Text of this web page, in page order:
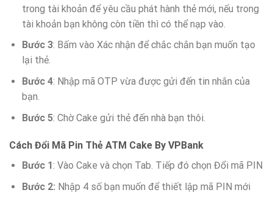
trong tài khoản để yêu cầu phát hành thẻ mới, nếu trong
tài khoản bạn không còn tiền thì có thể nạp vào.
Bước 3: Bấm vào Xác nhận để chắc chắn bạn muốn tạo
lại thẻ.
Bước 4: Nhập mã OTP vừa được gửi đến tin nhắn của
bạn.
Bước 5: Chờ Cake gửi thẻ đến nhà bạn thôi.
Cách Đổi Mã Pin Thẻ ATM Cake By VPBank
Bước 1: Vào Cake và chọn Tab. Tiếp đó chọn Đổi mã PIN
Bước 2: Nhập 4 số bạn muốn để thiết lập mã PIN mới